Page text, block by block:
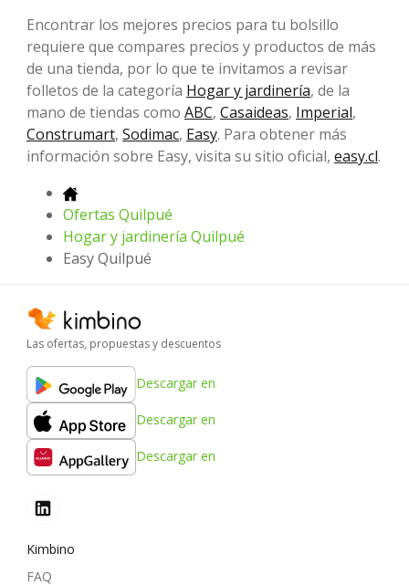
Encontrar los mejores precios para tu bolsillo
requiere que compares precios y productos de más
de una tienda, por lo que te invitamos a revisar
folletos de la categoría Hogar y jardinería, de la
mano de tiendas como ABC, Casaideas, Imperial,
Construmart, Sodimac, Easy. Para obtener más
información sobre Easy, visita su sitio oficial, easy.cl.
Ofertas Quilpué
Hogar y jardinería Quilpué
Easy Quilpué
Las ofertas, propuestas y descuentos
Descargar en
Descargar en
Descargar en
Kimbino
FAQ